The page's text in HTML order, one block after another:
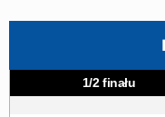
1/2 finału